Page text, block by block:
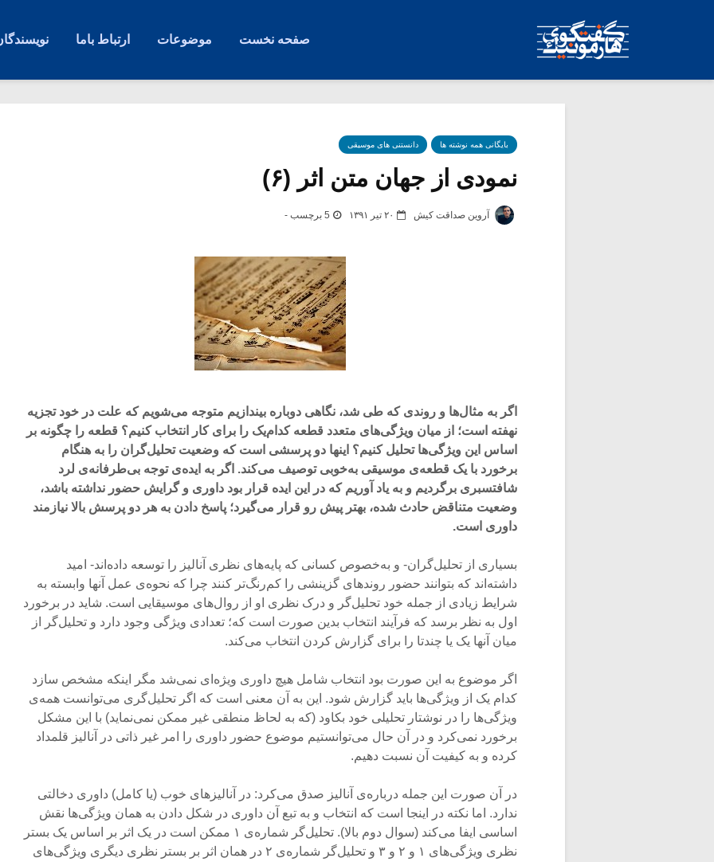
صفحه نخست موضوعات ارتباط باما
بایگانی همه نوشته ها دانستنی های موسیقی
نمودی از جهان متن اثر (۶)
آروین صداقت کیش ۲۰ تیر ۱۳۹۱ 5 برچسب -
اگر به مثال‌ها و روندی که طی شد، نگاهی دوباره بیندازیم متوجه می‌شویم که علت در خود تجزیه
نهفته است؛ از میان ویژگی‌های متعدد قطعه کدام‌یک را برای کار انتخاب کنیم؟ قطعه را چگونه بر
اساس این ویژگی‌ها تحلیل کنیم؟ اینها دو پرسشی است که وضعیت تحلیل‌گران را به هنگام
برخورد با یک قطعه‌ی موسیقی به‌خوبی توصیف می‌کند. اگر به ایده‌ی توجه بی‌طرفانه‌ی لرد
شافتسبری برگردیم و به یاد آوریم که در این ایده قرار بود داوری و گرایش حضور نداشته باشد،
وضعیت متناقض حادث شده، بهتر پیش رو قرار می‌گیرد؛ پاسخ دادن به هر دو پرسش بالا نیازمند
داوری است.
بسیاری از تحلیل‌گران- و به‌خصوص کسانی که پایه‌های نظری آنالیز را توسعه داده‌اند- امید
داشته‌اند که بتوانند حضور روندهای گزینشی را کم‌رنگ‌تر کنند چرا که نحوه‌ی عمل آنها وابسته‌ به
شرایط زیادی از جمله خود تحلیل‌گر و درک نظری او از روال‌های موسیقایی است. شاید در برخورد
اول به نظر برسد که فرآیند انتخاب بدین صورت است که؛ تعدادی ویژگی وجود دارد و تحلیل‌گر از
میان آنها یک یا چندتا را برای گزارش کردن انتخاب می‌کند.
اگر موضوع به این صورت بود انتخاب شامل هیچ داوری ویژه‌ای نمی‌شد مگر اینکه مشخص سازد
کدام یک از ویژگی‌ها باید گزارش شود. این به آن معنی است که اگر تحلیل‌گری می‌توانست همه‌ی
ویژگی‌ها را در نوشتار تحلیلی خود بکاود (که به لحاظ منطقی غیر ممکن نمی‌نماید) با این مشکل
برخورد نمی‌کرد و در آن حال می‌توانستیم موضوع حضور داوری را امر غیر ذاتی در آنالیز قلمداد
کرده و به کیفیت آن نسبت دهیم.
در آن صورت این جمله درباره‌ی آنالیز صدق می‌کرد: در آنالیزهای خوب (یا کامل) داوری دخالتی
ندارد. اما نکته در اینجا است که انتخاب و به تبع آن داوری در شکل دادن به همان ویژگی‌ها نقش
اساسی ایفا می‌کند (سوال دوم بالا). تحلیل‌گر شماره‌ی ۱ ممکن است در یک اثر بر اساس یک بستر
نظری ویژگی‌های ۱ و ۲ و ۳ و تحلیل‌گر شماره‌ی ۲ در همان اثر بر بستر نظری دیگری ویژگی‌های